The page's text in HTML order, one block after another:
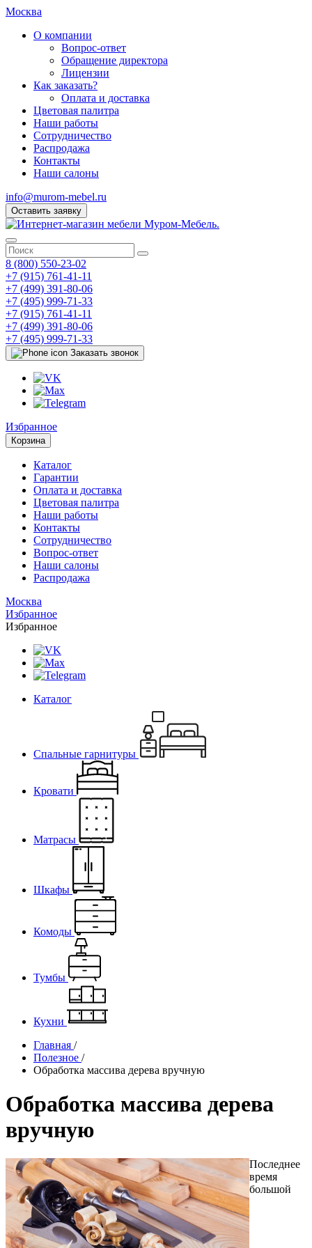
Москва
О компании
Вопрос-ответ
Обращение директора
Лицензии
Как заказать?
Оплата и доставка
Цветовая палитра
Наши работы
Сотрудничество
Распродажа
Контакты
Наши салоны
info@murom-mebel.ru
Оставить заявку
8 (800) 550-23-02
+7 (915) 761-41-11
+7 (499) 391-80-06
+7 (495) 999-71-33
+7 (915) 761-41-11
+7 (499) 391-80-06
+7 (495) 999-71-33
Заказать звонок
Избранное
Корзина
Каталог
Гарантии
Оплата и доставка
Цветовая палитра
Наши работы
Контакты
Сотрудничество
Вопрос-ответ
Наши салоны
Распродажа
Москва
Избранное
Избранное
Каталог
Спальные гарнитуры
Кровати
Матрасы
Шкафы
Комоды
Тумбы
Кухни
Главная /
Полезное /
Обработка массива дерева вручную
Обработка массива дерева
вручную
Последнее
время
большой